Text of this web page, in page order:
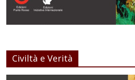
Civiltà e Verità